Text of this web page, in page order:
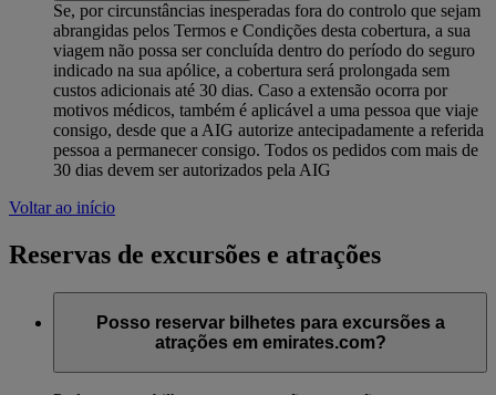
Se, por circunstâncias inesperadas fora do controlo que sejam
abrangidas pelos Termos e Condições desta cobertura, a sua
viagem não possa ser concluída dentro do período do seguro
indicado na sua apólice, a cobertura será prolongada sem
custos adicionais até 30 dias. Caso a extensão ocorra por
motivos médicos, também é aplicável a uma pessoa que viaje
consigo, desde que a AIG autorize antecipadamente a referida
pessoa a permanecer consigo. Todos os pedidos com mais de
30 dias devem ser autorizados pela AIG
Voltar ao início
Reservas de excursões e atrações
Posso reservar bilhetes para excursões a
atrações em emirates.com?